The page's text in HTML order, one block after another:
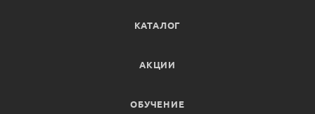
КАТАЛОГ
АКЦИИ
ОБУЧЕНИЕ